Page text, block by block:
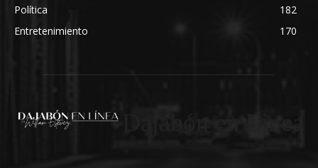
Política
182
Entretenimiento
170